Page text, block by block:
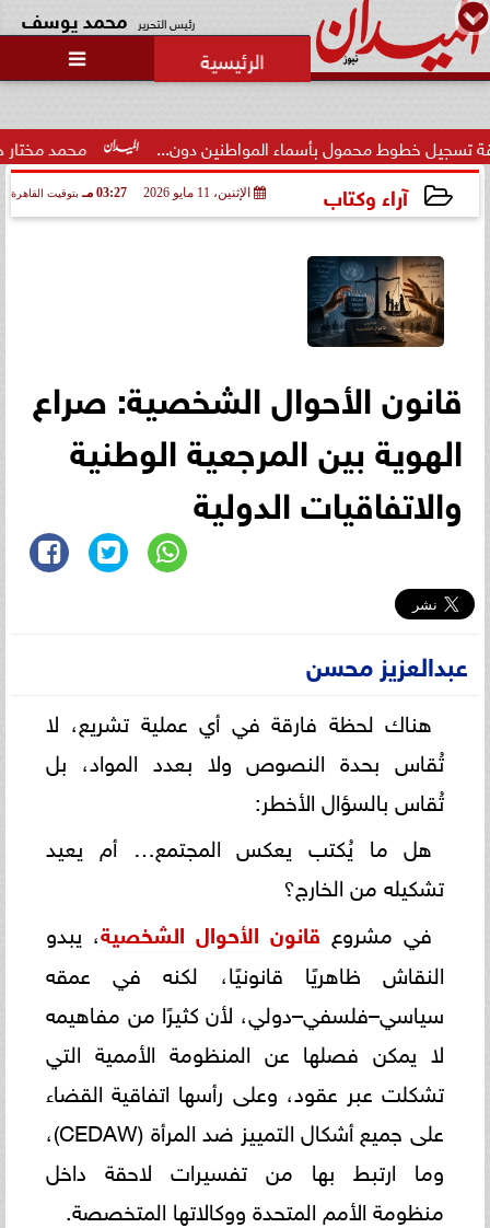
رئيس التحرير محمد يوسف

محمد مختار جمعة: بدل محمول بأسماء المواطنين دون...
آراء وكتاب الإثنين، 11 مايو 2026 03:27 مـ بتوقيت القاهرة
قانون الأحوال الشخصية: صراع
الهوية بين المرجعية الوطنية
والاتفاقيات الدولية
عبدالعزيز محسن
هناك لحظة فارقة في أي عملية تشريع، لا
تُقاس بحدة النصوص ولا بعدد المواد، بل
تُقاس بالسؤال الأخطر:
هل ما يُكتب يعكس المجتمع… أم يعيد
تشكيله من الخارج؟
في مشروع قانون الأحوال الشخصية، يبدو
النقاش ظاهريًا قانونيًا، لكنه في عمقه
سياسي–فلسفي–دولي، لأن كثيرًا من مفاهيمه
لا يمكن فصلها عن المنظومة الأممية التي
تشكلت عبر عقود، وعلى رأسها اتفاقية القضاء
على جميع أشكال التمييز ضد المرأة (CEDAW)،
وما ارتبط بها من تفسيرات لاحقة داخل
منظومة الأمم المتحدة ووكالاتها المتخصصة.